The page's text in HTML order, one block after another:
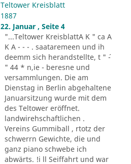
Teltower Kreisblatt
1887
22. Januar , Seite 4
"...Teltower KreisblattA K " ca A
K A - - - . saataremeen und ih
deemm sich herandstellte, t " ´-
" 44 * n,ie - beresne und
versammlungen. Die am
Dienstag in Berlin abgehaltene
Januarsitzung wurde mit dem
des Teltower eröffnet.
landwirehschaftlichen .
Vereins Gummiball , rtotz der
schwerrn Gewichte, die und
ganz piano schwebe ich
abwärts. !i ll Seiffahrt und war